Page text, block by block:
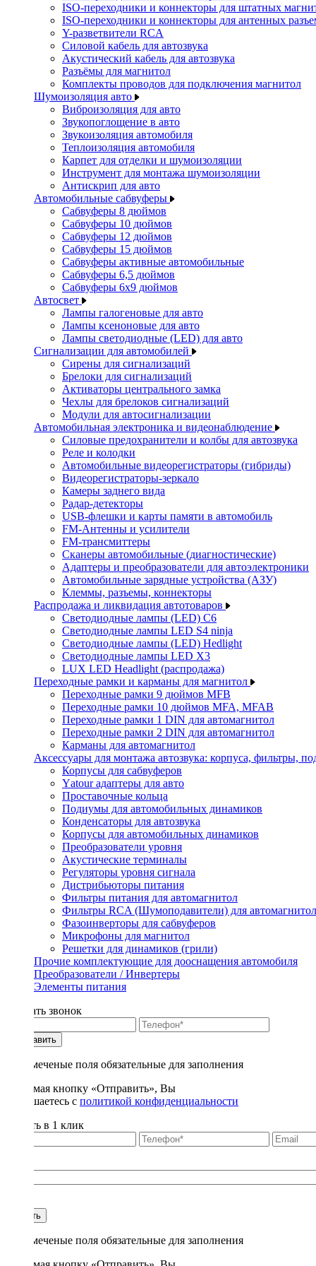
ISO-переходники и коннекторы для штатных
ISO-переходники и коннекторы для антенных
Y-разветвители RCA
Силовой кабель для автозвука
Акустический кабель для автозвука
Разъёмы для магнитол
Комплекты проводов для подключения магнитол
Шумоизоляция авто
Виброизоляция для авто
Звукопоглощение в авто
Звукоизоляция автомобиля
Теплоизоляция автомобиля
Карпет для отделки и шумоизоляции
Инструмент для монтажа шумоизоляции
Антискрип для авто
Автомобильные сабвуферы
Сабвуферы 8 дюймов
Сабвуферы 10 дюймов
Сабвуферы 12 дюймов
Сабвуферы 15 дюймов
Сабвуферы активные автомобильные
Сабвуферы 6,5 дюймов
Сабвуферы 6x9 дюймов
Автосвет
Лампы галогеновые для авто
Лампы ксеноновые для авто
Лампы светодиодные (LED) для авто
Сигнализации для автомобилей
Сирены для сигнализаций
Брелоки для сигнализаций
Активаторы центрального замка
Чехлы для брелоков сигнализаций
Модули для автосигнализации
Автомобильная электроника и видеонаблюдение
Силовые предохранители и колбы для автозвука
Реле и колодки
Автомобильные видеорегистраторы (гибриды)
Видеорегистраторы-зеркало
Камеры заднего вида
Радар-детекторы
USB-флешки и карты памяти в автомобиль
FM-Антенны и усилители
FM-трансмиттеры
Сканеры автомобильные (диагностические)
Адаптеры и преобразователи для автоэлектроники
Автомобильные зарядные устройства (АЗУ)
Клеммы, разъемы, коннекторы
Распродажа и ликвидация автотоваров
Светодиодные лампы (LED) C6
Светодиодные лампы LED S4 ninja
Светодиодные лампы (LED) Hedlight
Светодиодные лампы LED X3
LUX LED Headlight (распродажа)
Переходные рамки и карманы для магнитол
Переходные рамки 9 дюймов MFB
Переходные рамки 10 дюймов MFA, MFAB
Переходные рамки 1 DIN для автомагнитол
Переходные рамки 2 DIN для автомагнитол
Карманы для автомагнитол
Аксессуары для монтажа автозвука: корпуса, фильтры,
Корпусы для сабвуферов
Yаtour адаптеры для авто
Проставочные кольца
Подиумы для автомобильных динамиков
Конденсаторы для автозвука
Корпусы для автомобильных динамиков
Преобразователи уровня
Акустические терминалы
Регуляторы уровня сигнала
Дистрибьюторы питания
Фильтры питания для автомагнитол
Фильтры RCA (Шумоподавители) для автомагнитол
Фазоинверторы для сабвуферов
Микрофоны для магнитол
Решетки для динамиков (грили)
Прочие комплектующие для дооснащения автомобиля
Преобразователи / Инвертеры
Элементы питания
Заказать звонок
Отправить
* - отмеченые поля обязательные для заполнения
Нажимая кнопку «Отправить», Вы
соглашаетесь с политикой конфиденциальности
Купить в 1 клик
Купить
* - отмеченые поля обязательные для заполнения